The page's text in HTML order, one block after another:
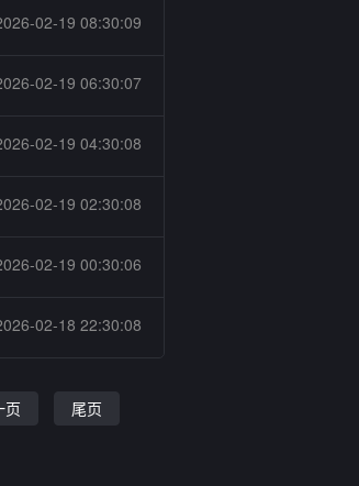
02-19 08:30:09
02-19 06:30:07
02-19 04:30:08
02-19 02:30:08
02-19 00:30:06
02-18 22:30:08
页 尾页